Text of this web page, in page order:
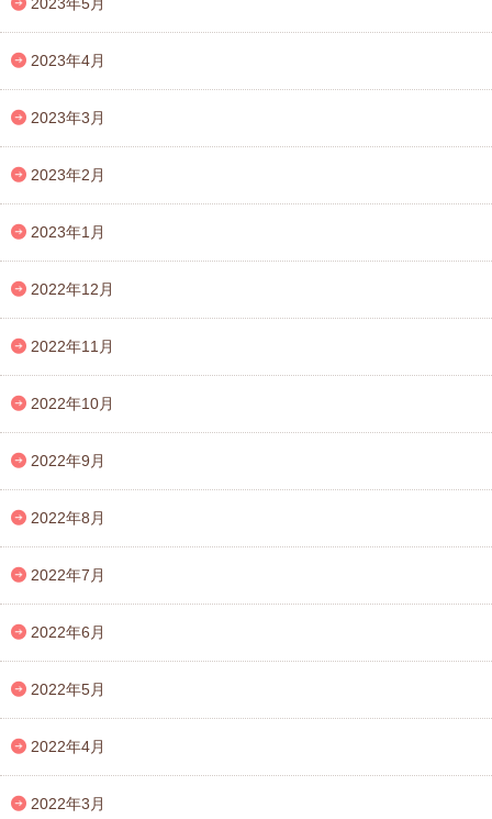
2023年4月
2023年3月
2023年2月
2023年1月
2022年12月
2022年11月
2022年10月
2022年9月
2022年8月
2022年7月
2022年6月
2022年5月
2022年4月
2022年3月